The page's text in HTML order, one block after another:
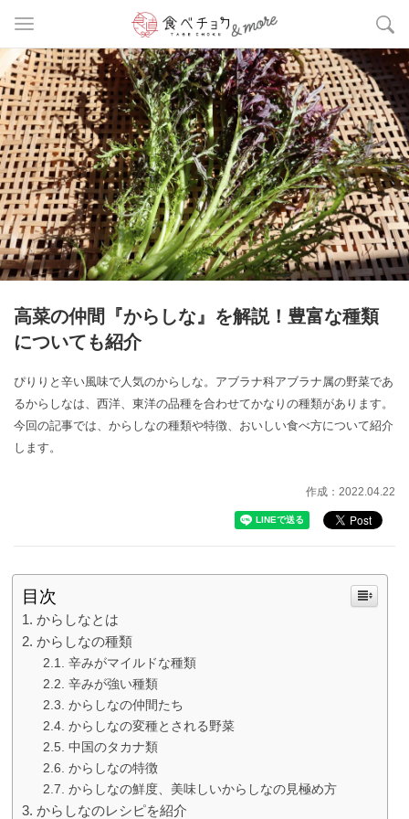
高菜の仲間『からしな』を解説！豊富な種類
についても紹介
ぴりりと辛い風味で人気のからしな。アブラナ科アブラナ属の野菜であ
るからしなは、西洋、東洋の品種を合わせてかなりの種類があります。
今回の記事では、からしなの種類や特徴、おいしい食べ方について紹介
します。
作成：2022.04.22
目次
からしなとは
からしなの種類
辛みがマイルドな種類
辛みが強い種類
からしなの仲間たち
からしなの変種とされる野菜
中国のタカナ類
からしなの特徴
からしなの鮮度、美味しいからしなの見極め方
からしなのレシピを紹介